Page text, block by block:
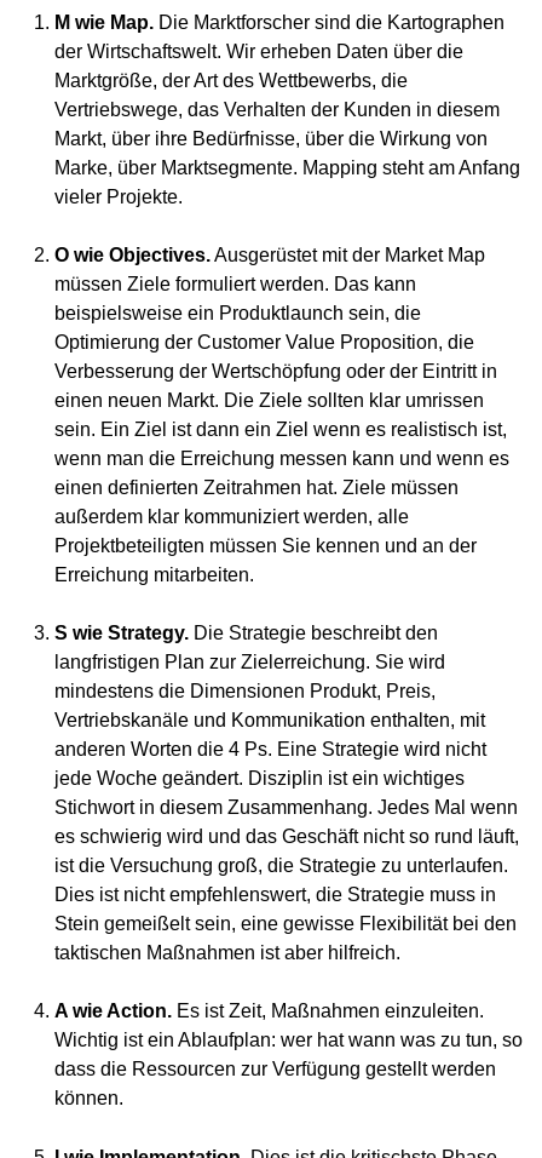
M wie Map. Die Marktforscher sind die Kartographen
der Wirtschaftswelt. Wir erheben Daten über die
Marktgröße, der Art des Wettbewerbs, die
Vertriebswege, das Verhalten der Kunden in diesem
Markt, über ihre Bedürfnisse, über die Wirkung von
Marke, über Marktsegmente. Mapping steht am Anfang
vieler Projekte.
O wie Objectives.Ausgerüstet mit der Market Map
müssen Ziele formuliert werden. Das kann
beispielsweise ein Produktlaunch sein, die
Optimierung der Customer Value Proposition, die
Verbesserung der Wertschöpfung oder der Eintritt in
einen neuen Markt. Die Ziele sollten klar umrissen
sein. Ein Ziel ist dann ein Ziel wenn es realistisch ist,
wenn man die Erreichung messen kann und wenn es
einen definierten Zeitrahmen hat. Ziele müssen
außerdem klar kommuniziert werden, alle
Projektbeteiligten müssen Sie kennen und an der
Erreichung mitarbeiten.
S wie Strategy. Die Strategie beschreibt den
langfristigen Plan zur Zielerreichung. Sie wird
mindestens die Dimensionen Produkt, Preis,
Vertriebskanäle und Kommunikation enthalten, mit
anderen Worten die 4 Ps. Eine Strategie wird nicht
jede Woche geändert. Disziplin ist ein wichtiges
Stichwort in diesem Zusammenhang. Jedes Mal wenn
es schwierig wird und das Geschäft nicht so rund läuft,
ist die Versuchung groß, die Strategie zu unterlaufen.
Dies ist nicht empfehlenswert, die Strategie muss in
Stein gemeißelt sein, eine gewisse Flexibilität bei den
taktischen Maßnahmen ist aber hilfreich.
A wie Action. Es ist Zeit, Maßnahmen einzuleiten.
Wichtig ist ein Ablaufplan: wer hat wann was zu tun, so
dass die Ressourcen zur Verfügung gestellt werden
können.